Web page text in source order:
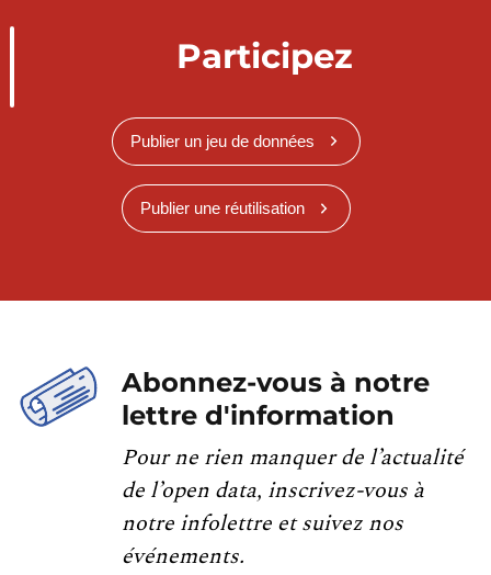
Participez
Publier un jeu de données
Publier une réutilisation
Abonnez-vous à notre
lettre d'information
Pour ne rien manquer de l’actualité
de l’open data, inscrivez-vous à
notre infolettre et suivez nos
événements.